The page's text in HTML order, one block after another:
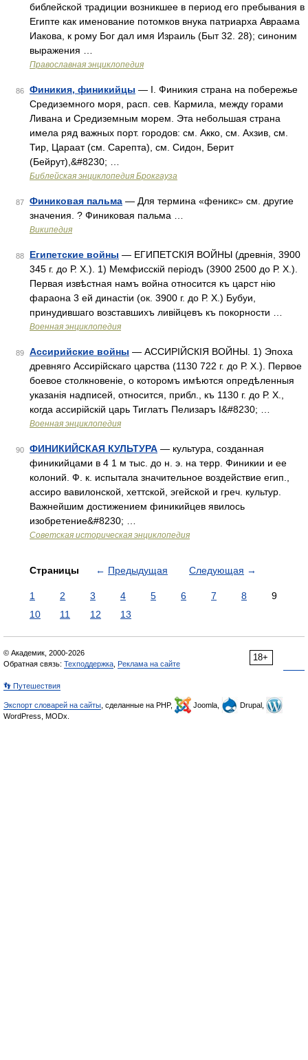
библейской традиции возникшее в период его пребывания в
Египте как именование потомков внука патриарха Авраама
Иакова, к рому Бог дал имя Израиль (Быт 32. 28); синоним
выражения …
Православная энциклопедия
86 Финикия, финикийцы — I. Финикия страна на побережье
Средиземного моря, расп. сев. Кармила, между горами
Ливана и Средиземным морем. Эта небольшая страна
имела ряд важных порт. городов: см. Акко, см. Ахзив, см.
Тир, Царaат (см. Сарепта), см. Сидон, Берит
(Бейрут),&#8230; …
Библейская энциклопедия Брокгауза
87 Финиковая пальма — Для термина «феникс» см. другие
значения. ? Финиковая пальма …
Википедия
88 Египетские войны — ЕГИПЕТСКІЯ ВОЙНЫ (древнія, 3900
345 г. до Р. Х.). 1) Мемфисскій періодъ (3900 2500 до Р. Х.).
Первая извѣстная намъ война относится къ царст нію
фараона 3 ей династіи (ок. 3900 г. до Р. Х.) Бубуи,
принудившаго возставшихъ ливійцевъ къ покорности …
Военная энциклопедия
89 Ассирийские войны — АССИРІЙСКІЯ ВОЙНЫ. 1) Эпоха
древняго Ассирійскаго царства (1130 722 г. до Р. Х.). Первое
боевое столкновеніе, о которомъ имѣются опредѣленныя
указанія надписей, относится, прибл., къ 1130 г. до Р. Х.,
когда ассирійскій царь Тиглатъ Пелизаръ I&#8230; …
Военная энциклопедия
90 ФИНИКИЙСКАЯ КУЛЬТУРА — культура, созданная
финикийцами в 4 1 м тыс. до н. э. на терр. Финикии и ее
колоний. Ф. к. испытала значительное воздействие егип.,
ассиро вавилонской, хеттской, эгейской и греч. культур.
Важнейшим достижением финикийцев явилось
изобретение&#8230; …
Советская историческая энциклопедия
Страницы ← Предыдущая Следующая →
1 2 3 4 5 6 7 8
9
10
11 12 13
18+
© Академик, 2000-2026
Обратная связь: Техподдержка Реклама на сайте
👣 Путешествия
Экспорт словарей на сайты , сделанные на PHP, Joomla,
Drupal,
WordPress, MODx.